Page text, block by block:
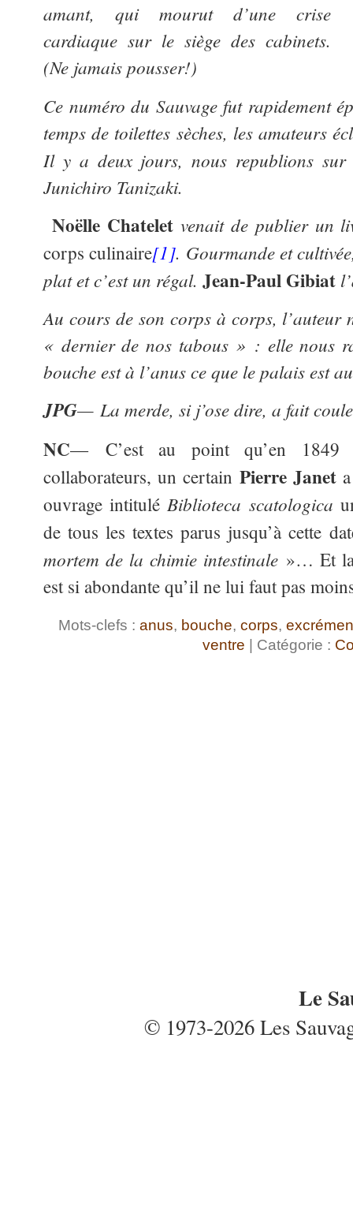
amant, qui mourut d’une crise
cardiaque sur le siège des cabinets.
(Ne jamais pousser!)
Ce numéro du Sauvage fut rapidement
temps de toilettes sèches, les amateurs
Il y a deux jours, nous republions sur
Junichiro Tanizaki.
Noëlle Chateletvenait de publier un
corps culinaire[1]. Gourmande et
plat et c’est un régal. Jean-Paul Gibiat
Au cours de son corps à corps, l’auteur
« dernier de nos tabous » : elle nous
bouche est à l’anus ce que le palais est
JPG— La merde, si j’ose dire, a fait
NC— C’est au point qu’en 1849
collaborateurs, un certain Pierre Janeta
ouvrage intituléBiblioteca scatologica
de tous les textes parus jusqu’à cette
mortem de la chimie intestinale »… Et la
est si abondante qu’il ne lui faut pas
Mots-clefs : anus, bouche, corps,
ventre | Catégorie :
Le
© 1973-2026 Les